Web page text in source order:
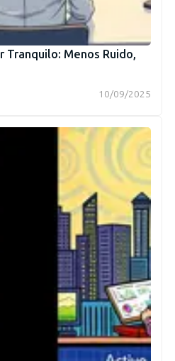
Tranquilo: Menos Ruido,
10/09/2025